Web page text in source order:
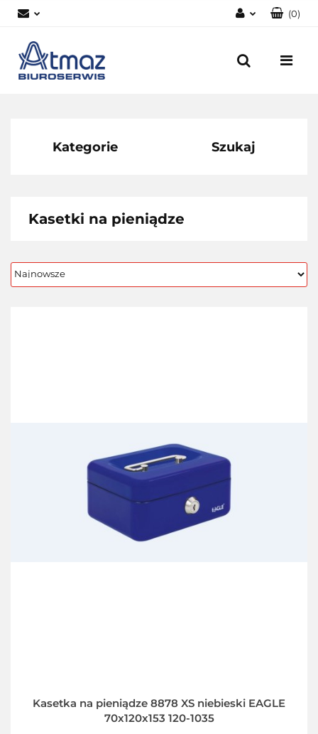
Zarejestruj się
(0)
Kategorie Szukaj
Kasetki na pieniądze
Kasetka na pieniądze 8878 XS niebieski EAGLE
70x120x153 120-1035